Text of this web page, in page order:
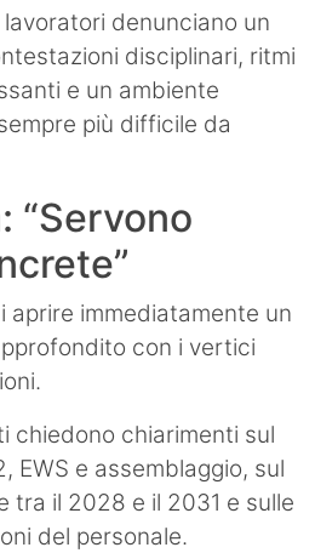
denunciano un
disciplinari, ritmi
e un ambiente
più difficile da
“Servono
aprire immediatamente un
con i vertici
chiedono chiarimenti sul
EWS e assemblaggio, sul
tra il 2028 e il 2031 e sulle
del personale.